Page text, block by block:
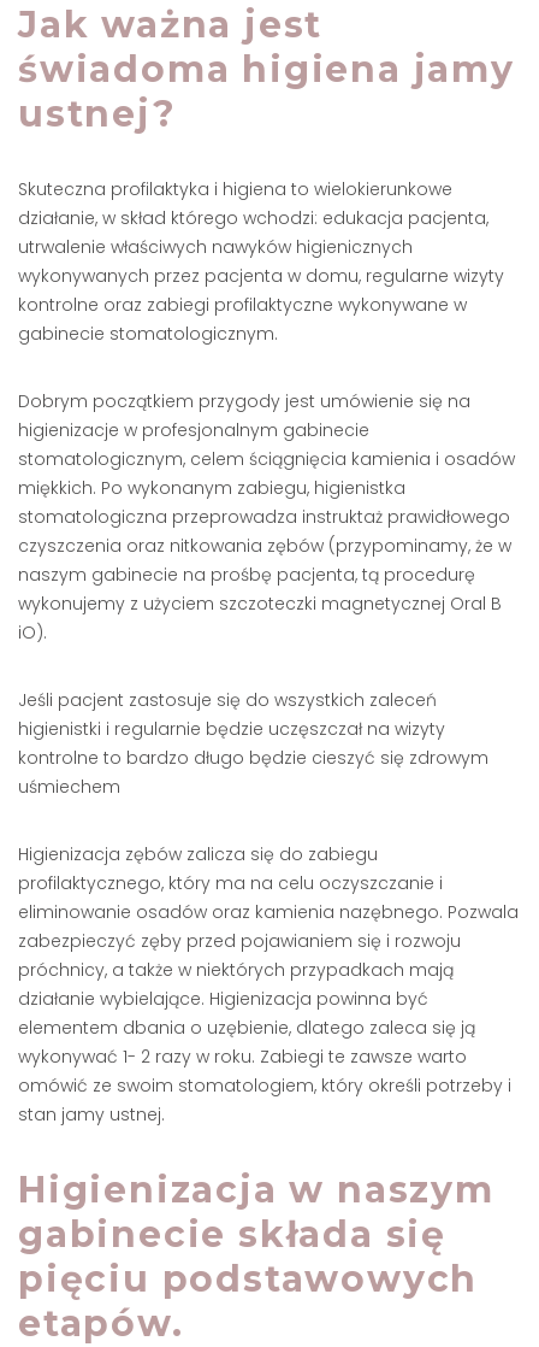
Jak ważna jest
świadoma higiena jamy
ustnej?
Skuteczna profilaktyka i higiena to wielokierunkowe
działanie, w skład którego wchodzi: edukacja pacjenta,
utrwalenie właściwych nawyków higienicznych
wykonywanych przez pacjenta w domu, regularne wizyty
kontrolne oraz zabiegi profilaktyczne wykonywane w
gabinecie stomatologicznym.
Dobrym początkiem przygody jest umówienie się na
higienizacje w profesjonalnym gabinecie
stomatologicznym, celem ściągnięcia kamienia i osadów
miękkich. Po wykonanym zabiegu, higienistka
stomatologiczna przeprowadza instruktaż prawidłowego
czyszczenia oraz nitkowania zębów (przypominamy, że w
naszym gabinecie na prośbę pacjenta, tą procedurę
wykonujemy z użyciem szczoteczki magnetycznej Oral B
iO).
Jeśli pacjent zastosuje się do wszystkich zaleceń
higienistki i regularnie będzie uczęszczał na wizyty
kontrolne to bardzo długo będzie cieszyć się zdrowym
uśmiechem
Higienizacja zębów zalicza się do zabiegu
profilaktycznego, który ma na celu oczyszczanie i
eliminowanie osadów oraz kamienia nazębnego. Pozwala
zabezpieczyć zęby przed pojawianiem się i rozwoju
próchnicy, a także w niektórych przypadkach mają
działanie wybielające. Higienizacja powinna być
elementem dbania o uzębienie, dlatego zaleca się ją
wykonywać 1- 2 razy w roku. Zabiegi te zawsze warto
omówić ze swoim stomatologiem, który określi potrzeby i
stan jamy ustnej.
Higienizacja w naszym
gabinecie składa się
pięciu podstawowych
etapów.